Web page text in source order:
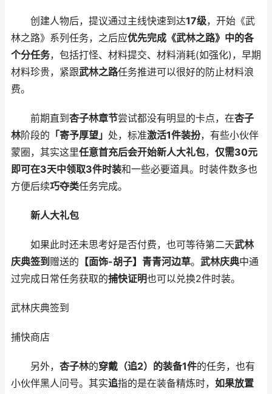
创建人物后，提议通过主线快速到达17级，开始《武
林之路》系列任务，之后应优先完成《武林之路》中的各
个分任务，包括打怪、材料提交、材料消耗(如强化)，早期
材料珍贵，紧跟武林之路任务推进可以很好的防止材料浪
费。
前期直到 杏子林章节尝试都没有明显的卡点，在杏子
林阶段的 「寄予厚望」 处，标准激活1件装扮，有些小伙伴
蒙圈，其实这里任意首充后会开始新人大礼包， 仅需30元
即可在3天中领取3件时装和一些必要道具。时装件数多也
方便后续巧夺类任务完成。
新人大礼包
如果此时还未思考好是否付费，也可等待第二天武林
庆典签到赠送的 【面饰-胡子】青青河边草。 武林庆典中通
过完成日常任务获取的捕快证明也可以兑换2件时装。
武林庆典签到
捕快商店
另外， 杏子林的穿戴（追2）的装备1件的任务，也有
小伙伴黑人问号。其实追指的是在装备精炼时， 如果放置